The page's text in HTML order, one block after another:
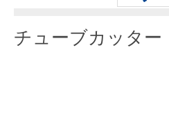
チューブカッター